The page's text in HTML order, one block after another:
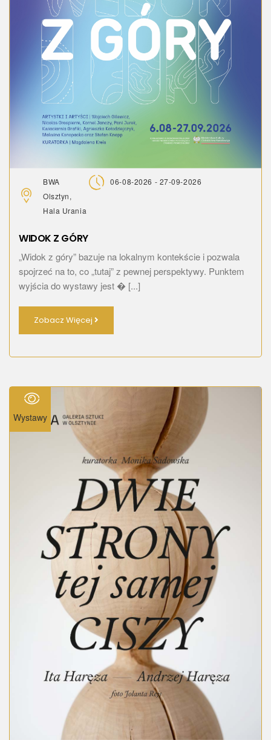
BWA
Olsztyn,
Hala Urania
06-08-2026 - 27-09-2026
WIDOK Z GÓRY
„Widok z góry” bazuje na lokalnym kontekście i pozwala
spojrzeć na to, co „tutaj” z pewnej perspektywy. Punktem
wyjścia do wystawy jest � [...]
Zobacz Więcej
Wystawy